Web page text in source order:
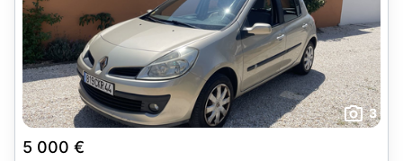
3
5 000 €